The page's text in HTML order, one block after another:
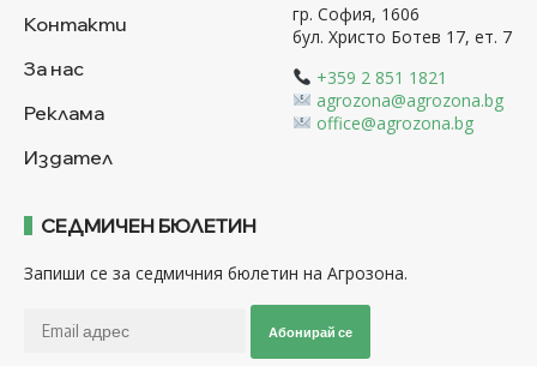
Контакти
За нас
Реклама
Издател
гр. София, 1606
бул. Христо Ботев 17, ет. 7
+359 2 851 1821
agrozona@agrozona.bg
office@agrozona.bg
СЕДМИЧЕН БЮЛЕТИН
Запиши се за седмичния бюлетин на Агрозона.
Абонирай се